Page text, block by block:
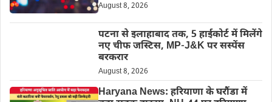
August 8, 2026
पटना से इलाहाबाद तक, 5 हाईकोर्ट में मिलेंगे
नए चीफ जस्टिस, MP-J&K पर सस्पेंस
बरकरार
August 8, 2026
Haryana News: हरियाणा के घरौंडा में